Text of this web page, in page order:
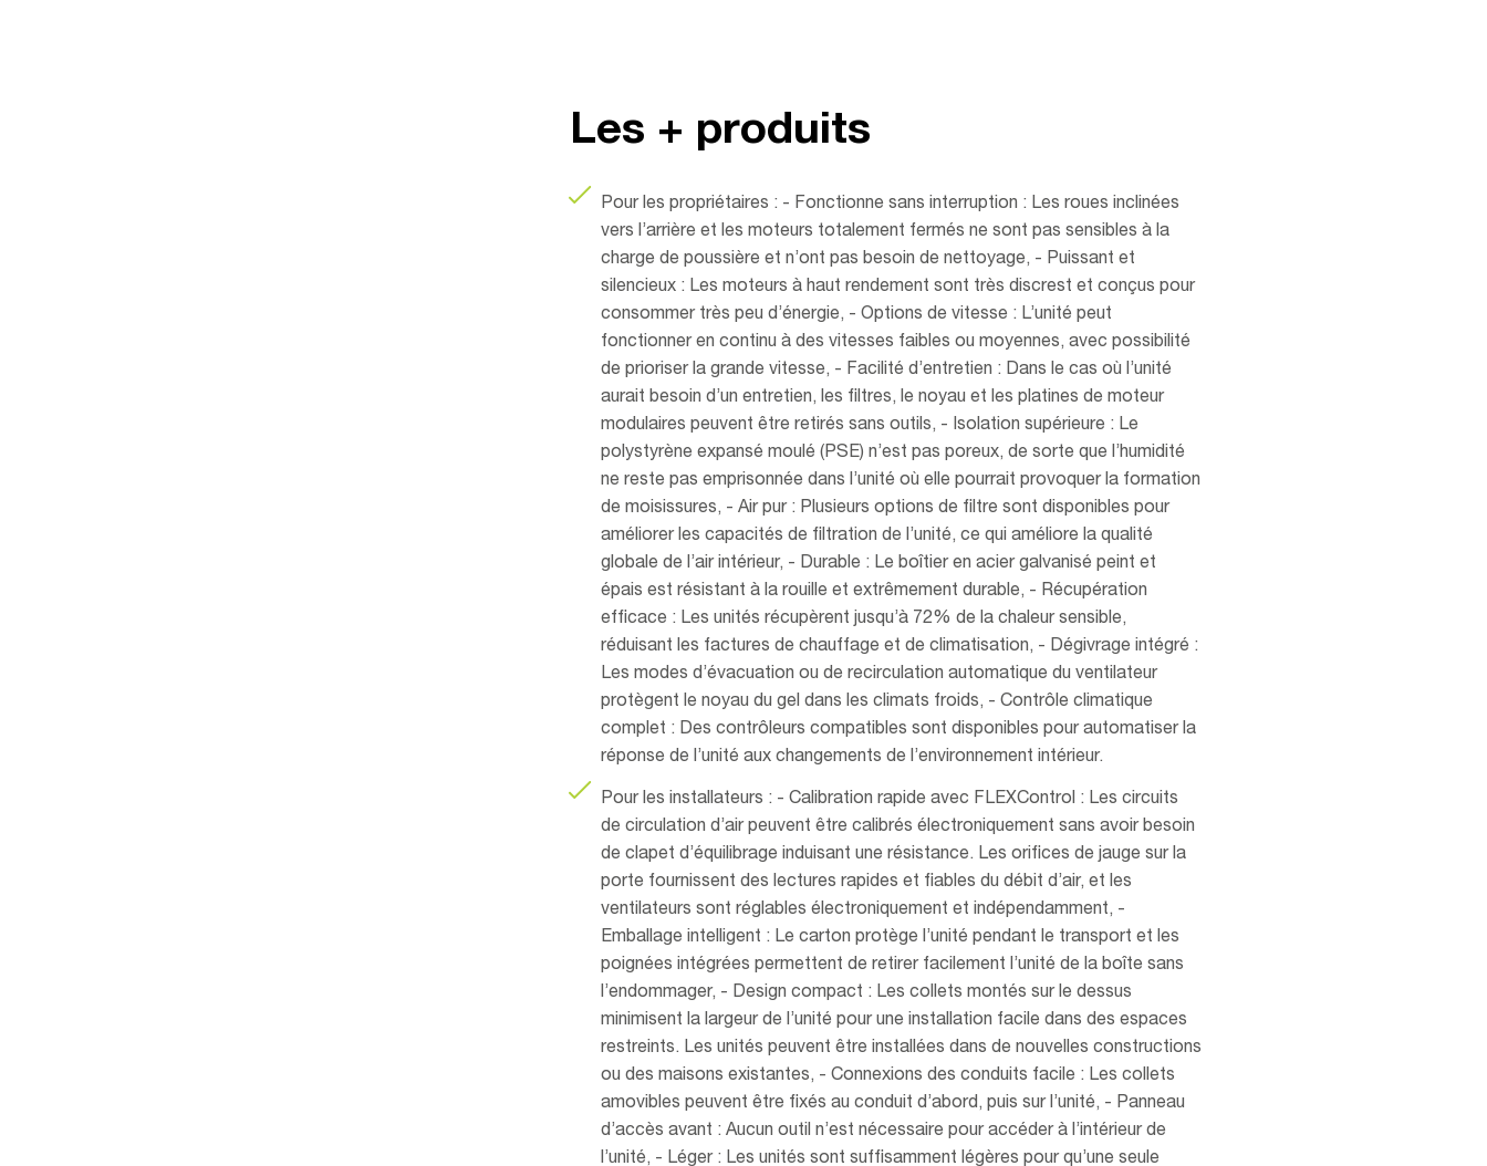
Les + produits
Pour les propriétaires : - Fonctionne sans interruption : Les roues inclinées
vers l’arrière et les moteurs totalement fermés ne sont pas sensibles à la
charge de poussière et n’ont pas besoin de nettoyage, - Puissant et
silencieux : Les moteurs à haut rendement sont très discrest et conçus pour
consommer très peu d’énergie, - Options de vitesse : L’unité peut
fonctionner en continu à des vitesses faibles ou moyennes, avec possibilité
de prioriser la grande vitesse, - Facilité d’entretien : Dans le cas où l’unité
aurait besoin d’un entretien, les filtres, le noyau et les platines de moteur
modulaires peuvent être retirés sans outils, - Isolation supérieure : Le
polystyrène expansé moulé (PSE) n’est pas poreux, de sorte que l’humidité
ne reste pas emprisonnée dans l’unité où elle pourrait provoquer la formation
de moisissures, - Air pur : Plusieurs options de filtre sont disponibles pour
améliorer les capacités de filtration de l’unité, ce qui améliore la qualité
globale de l’air intérieur, - Durable : Le boîtier en acier galvanisé peint et
épais est résistant à la rouille et extrêmement durable, - Récupération
efficace : Les unités récupèrent jusqu’à 72% de la chaleur sensible,
réduisant les factures de chauffage et de climatisation, - Dégivrage intégré :
Les modes d’évacuation ou de recirculation automatique du ventilateur
protègent le noyau du gel dans les climats froids, - Contrôle climatique
complet : Des contrôleurs compatibles sont disponibles pour automatiser la
réponse de l’unité aux changements de l’environnement intérieur.
Pour les installateurs : - Calibration rapide avec FLEXControl : Les circuits
de circulation d’air peuvent être calibrés électroniquement sans avoir besoin
de clapet d’équilibrage induisant une résistance. Les orifices de jauge sur la
porte fournissent des lectures rapides et fiables du débit d’air, et les
ventilateurs sont réglables électroniquement et indépendamment, -
Emballage intelligent : Le carton protège l’unité pendant le transport et les
poignées intégrées permettent de retirer facilement l’unité de la boîte sans
l’endommager, - Design compact : Les collets montés sur le dessus
minimisent la largeur de l’unité pour une installation facile dans des espaces
restreints. Les unités peuvent être installées dans de nouvelles constructions
ou des maisons existantes, - Connexions des conduits facile : Les collets
amovibles peuvent être fixés au conduit d’abord, puis sur l’unité, - Panneau
d’accès avant : Aucun outil n’est nécessaire pour accéder à l’intérieur de
l’unité, - Léger : Les unités sont suffisamment légères pour qu’une seule